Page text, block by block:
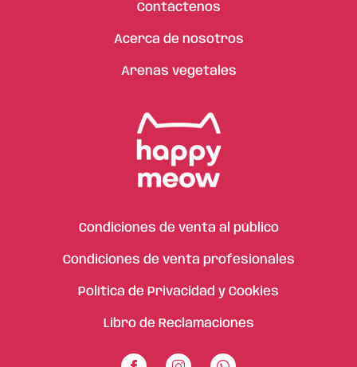
Contáctenos
Acerca de nosotros
Arenas vegetales
Condiciones de venta al público
Condiciones de venta profesionales
Política de Privacidad y Cookies
Libro de Reclamaciones